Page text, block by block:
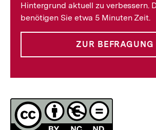
Hintergrund aktuell zu verbessern.
benötigen Sie etwa 5 Minuten Zeit.
ZUR BEFRAGUNG
Lizenz